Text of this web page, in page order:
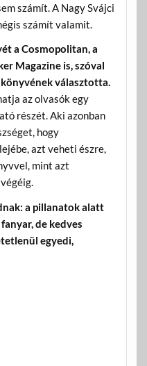
számít. A Nagy Svájci
számít valamit.
a Cosmopolitan, a
Magazine is, szóval
könyvének választotta.
az olvasók egy
részét. Aki azonban
hogy
azt veheti észre,
mint azt
a pillanatok alatt
de kedves
egyedi,